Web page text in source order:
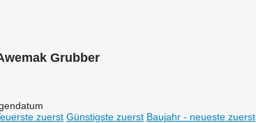
Grubber
zuerst Günstigste zuerst Baujahr - neueste zuerst